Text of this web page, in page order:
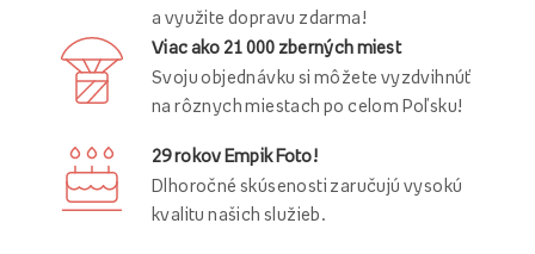
a využite dopravu zdarma!
Viac ako 21 000 zberných miest
Svoju objednávku si môžete vyzdvihnúť
na rôznych miestach po celom Poľsku!
29 rokov Empik Foto!
Dlhoročné skúsenosti zaručujú vysokú
kvalitu našich služieb.